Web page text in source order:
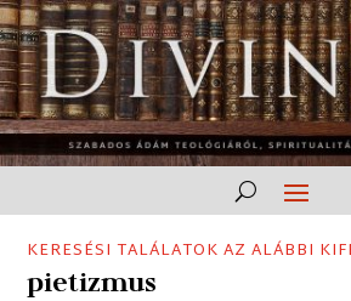
KERESÉSI TALÁLATOK AZ ALÁBBI
pietizmus